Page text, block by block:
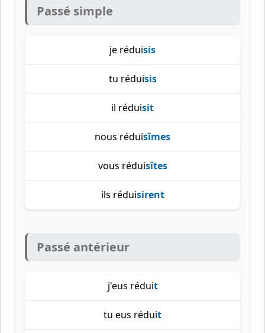
Passé simple
je réduisis
tu réduisis
il réduisit
nous réduisîmes
vous réduisîtes
ils réduisirent
Passé antérieur
j'eus réduit
tu eus réduit